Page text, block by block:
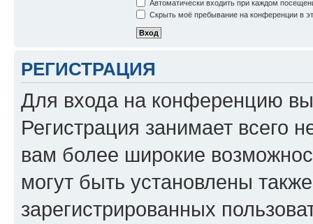
Автоматически входить при каждом
Скрыть моё пребывание на конференции в
РЕГИСТРАЦИЯ
Для входа на конференцию
Регистрация занимает всего
вам более широкие
могут быть установлены
зарегистрированных